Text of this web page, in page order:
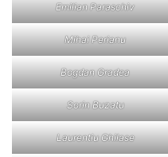
Emilian Paraschiv
Mihai Perianu
Bogdan Gradea
Sorin Buzatu
Laurentiu Ghilase